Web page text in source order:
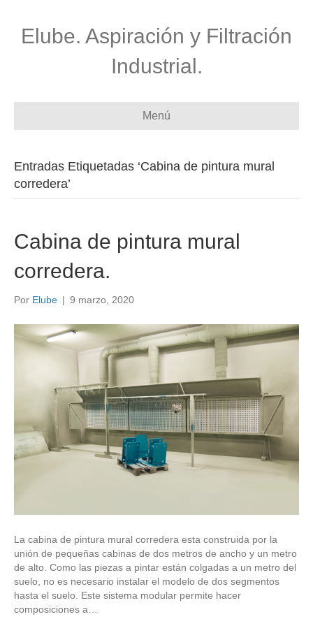
Elube. Aspiración y Filtración
Industrial.
Menú
Entradas Etiquetadas ‘Cabina de pintura mural
corredera’
Cabina de pintura mural
corredera.
Por Elube | 9 marzo, 2020
La cabina de pintura mural corredera esta construida por la
unión de pequeñas cabinas de dos metros de ancho y un metro
de alto. Como las piezas a pintar están colgadas a un metro del
suelo, no es necesario instalar el modelo de dos segmentos
hasta el suelo. Este sistema modular permite hacer
composiciones a…